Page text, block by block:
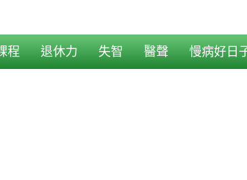
程 退休力 失智 醫聲 慢病好日